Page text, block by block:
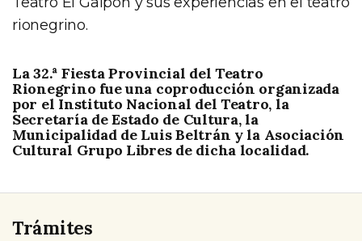
rionegrino.
La 32.ª Fiesta Provincial del Teatro
Rionegrino fue una coproducción organizada
por el Instituto Nacional del Teatro, la
Secretaría de Estado de Cultura, la
Municipalidad de Luis Beltrán y la Asociación
Cultural Grupo Libres de dicha localidad.
Trámites